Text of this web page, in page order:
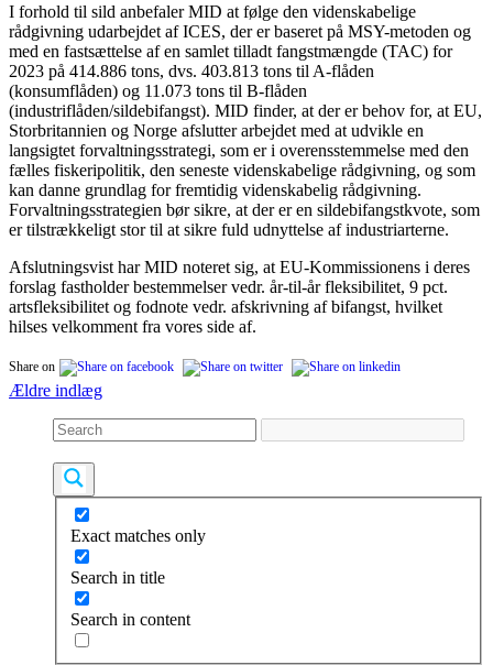
I forhold til sild anbefaler MID at følge den videnskabelige
rådgivning udarbejdet af ICES, der er baseret på MSY-metoden og
med en fastsættelse af en samlet tilladt fangstmængde (TAC) for
2023 på 414.886 tons, dvs. 403.813 tons til A-flåden
(konsumflåden) og 11.073 tons til B-flåden
(industriflåden/sildebifangst). MID finder, at der er behov for, at EU,
Storbritannien og Norge afslutter arbejdet med at udvikle en
langsigtet forvaltningsstrategi, som er i overensstemmelse med den
fælles fiskeripolitik, den seneste videnskabelige rådgivning, og som
kan danne grundlag for fremtidig videnskabelig rådgivning.
Forvaltningsstrategien bør sikre, at der er en sildebifangstkvote, som
er tilstrækkeligt stor til at sikre fuld udnyttelse af industriarterne.
Afslutningsvist har MID noteret sig, at EU-Kommissionens i deres
forslag fastholder bestemmelser vedr. år-til-år fleksibilitet, 9 pct.
artsfleksibilitet og fodnote vedr. afskrivning af bifangst, hvilket
hilses velkomment fra vores side af.
Share on
Navigation
Ældre indlæg
Exact matches only
Search in title
Search in content